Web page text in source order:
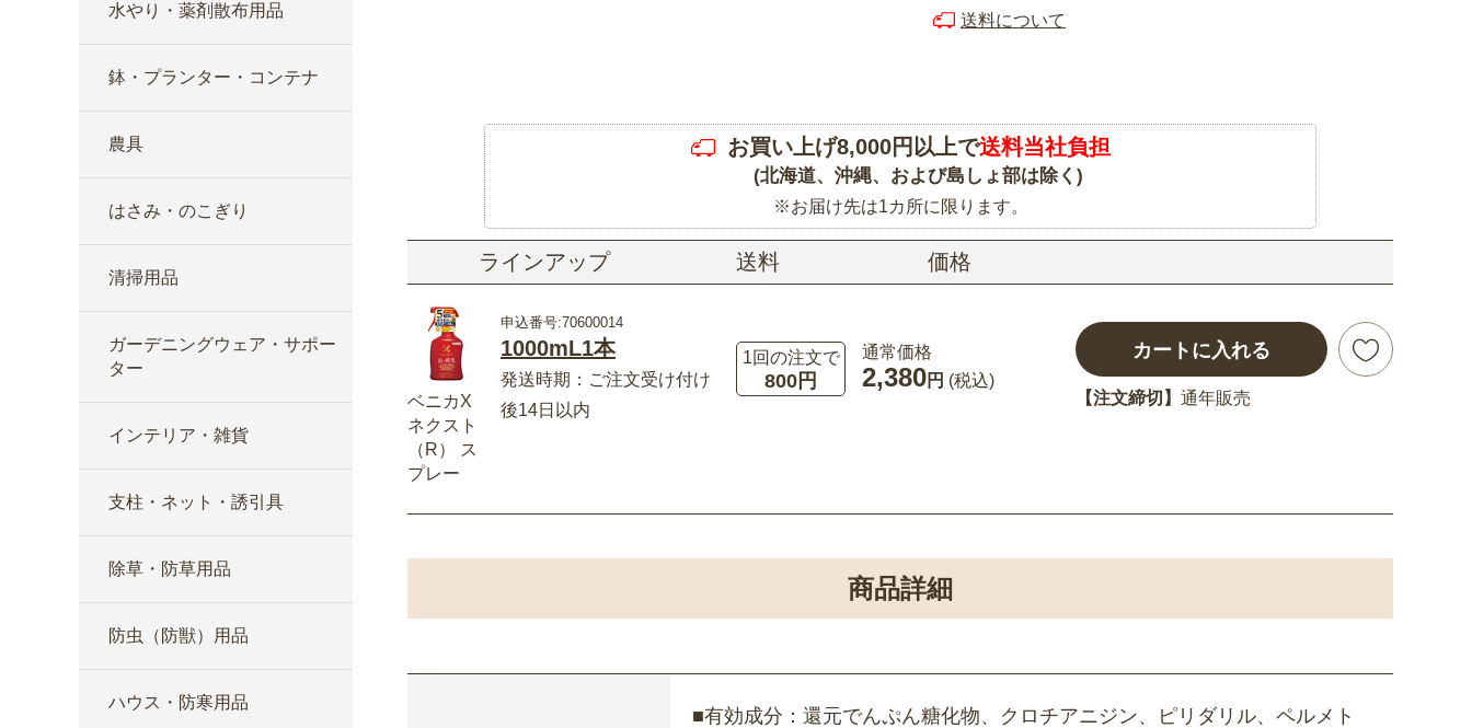
水やり・薬剤散布用品
鉢・プランター・コンテナ
農具
はさみ・のこぎり
清掃用品
ガーデニングウェア・サポー
ター
インテリア・雑貨
支柱・ネット・誘引具
除草・防草用品
防虫（防獣）用品
ハウス・防寒用品
送料について
お買い上げ8,000円以上で送料当社負担
(北海道、沖縄、および島しょ部は除く)
※お届け先は1カ所に限ります。
ラインアップ 送料 価格
ベニカX
ネクスト
（R） ス
プレー
申込番号:70600014
1000mL1本
発送時期：ご注文受け付け
後14日以内
1回の注文で
800円
通常価格
2,380円 (税込)
カートに入れる
【注文締切】 通年販売
商品詳細
■有効成分：還元でんぷん糖化物、クロチアニジン、ピリダリル、ペルメト